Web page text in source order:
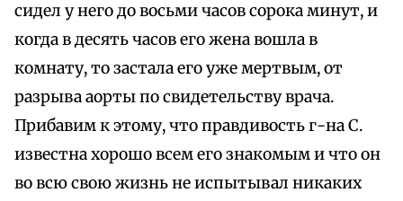
сидел у него до восьми часов сорока минут, и
когда в десять часов его жена вошла в
комнату, то застала его уже мертвым, от
разрыва аорты по свидетельству врача.
Прибавим к этому, что правдивость г-на С.
известна хорошо всем его знакомым и что он
во всю свою жизнь не испытывал никаких